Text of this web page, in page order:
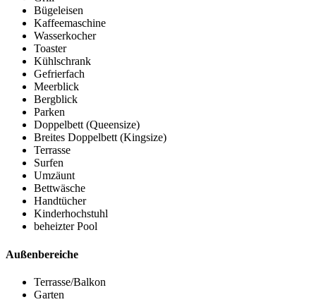
Bügeleisen
Kaffeemaschine
Wasserkocher
Toaster
Kühlschrank
Gefrierfach
Meerblick
Bergblick
Parken
Doppelbett (Queensize)
Breites Doppelbett (Kingsize)
Terrasse
Surfen
Umzäunt
Bettwäsche
Handtücher
Kinderhochstuhl
beheizter Pool
Außenbereiche
Terrasse/Balkon
Garten